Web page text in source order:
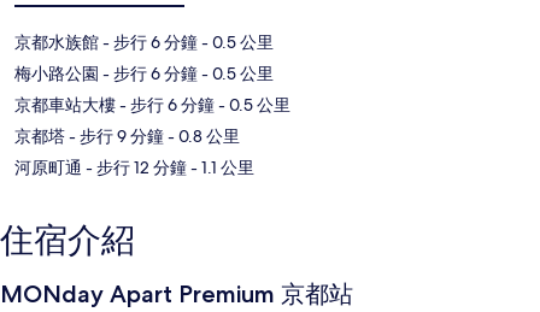
京都水族館- 步行 6 分鐘- 0.5 公里
梅小路公園 - 步行 6 分鐘- 0.5 公里
京都車站大樓- 步行 6 分鐘- 0.5 公里
京都塔- 步行 9 分鐘- 0.8 公里
河原町通 - 步行 12 分鐘- 1.1 公里
住宿介紹
MONday Apart Premium 京都站